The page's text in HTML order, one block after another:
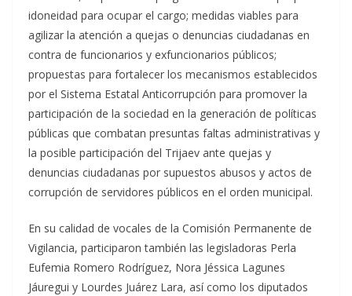
idoneidad para ocupar el cargo; medidas viables para
agilizar la atención a quejas o denuncias ciudadanas en
contra de funcionarios y exfuncionarios públicos;
propuestas para fortalecer los mecanismos establecidos
por el Sistema Estatal Anticorrupción para promover la
participación de la sociedad en la generación de políticas
públicas que combatan presuntas faltas administrativas y
la posible participación del Trijaev ante quejas y
denuncias ciudadanas por supuestos abusos y actos de
corrupción de servidores públicos en el orden municipal.
En su calidad de vocales de la Comisión Permanente de
Vigilancia, participaron también las legisladoras Perla
Eufemia Romero Rodríguez, Nora Jéssica Lagunes
Jáuregui y Lourdes Juárez Lara, así como los diputados